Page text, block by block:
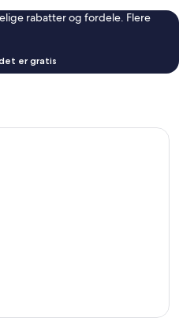
rabatter og fordele. Flere
er gratis